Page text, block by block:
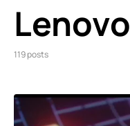
Lenovo
119 posts